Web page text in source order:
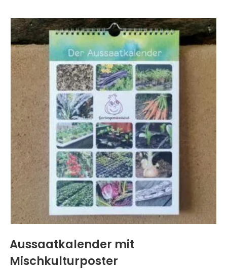
Aussaatkalender mit
Mischkulturposter